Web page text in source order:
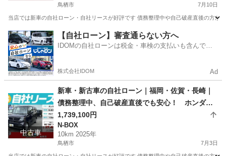
鳥栖市 7月10日
当店では新車の自社ローン・自社リースが好評です 債務整理中や自己破産直後の方
佐賀 鳥栖市 N-BOX 車両
【自社ローン】審査通らない方へ
IDOMの自社ローンは税金・車検の支払いも含んでい
株式会社IDOM Ad
中古車
新車・新古車の自社ローン｜福岡・佐賀・長崎｜
債務整理中、自己破産直後でも安心！ ホンダ N
-BOX R07年式
1,739,100円
N-BOX
10km 2025年
鳥栖市 7月3日